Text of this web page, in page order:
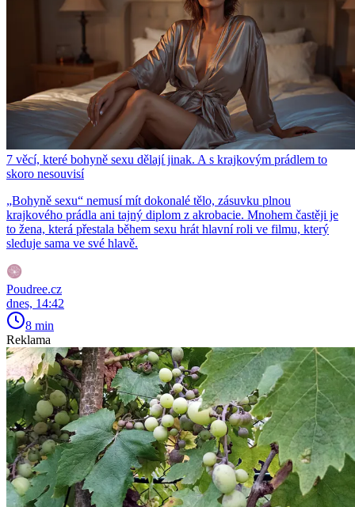
7 věcí, které bohyně sexu dělají jinak. A s krajkovým prádlem to
skoro nesouvisí
„Bohyně sexu“ nemusí mít dokonalé tělo, zásuvku plnou
krajkového prádla ani tajný diplom z akrobacie. Mnohem častěji je
to žena, která přestala během sexu hrát hlavní roli ve filmu, který
sleduje sama ve své hlavě.
Poudree.cz
dnes, 14:42
8 min
Reklama